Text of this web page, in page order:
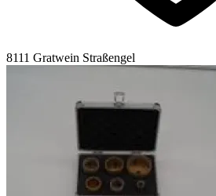
8111 Gratwein Straßengel